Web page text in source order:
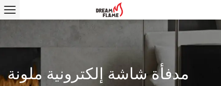
مدفأة شاشة إلكترونية ملونة